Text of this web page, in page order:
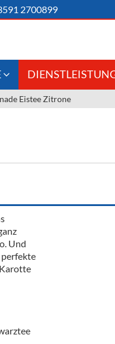
2700899
Kommisionskauf &
Eistee Zitrone
Und
perfekte